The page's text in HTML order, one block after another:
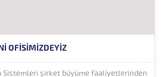
OFISIMIZDEYIZ
Sistemleri şirket büyüme faaliyetlerinden